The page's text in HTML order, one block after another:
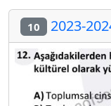
10 2023-